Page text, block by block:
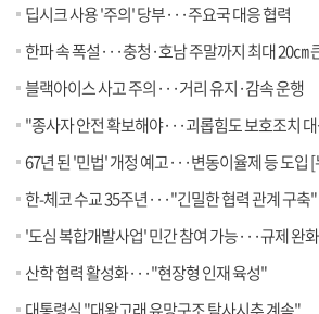
딥시크 사용 '주의' 당부···주요국 대응 협력
한파 속 폭설···충청·호남 주말까지 최대 20㎝
블랙아이스 사고 주의···거리 유지·감속 운행
"종사자 안전 확보해야···괴롭힘도 보호조치
67년 된 '민법' 개정 예고···변동이율제 등 도입
한-체코 수교 35주년···"긴밀한 협력 관계 구축"
'도심 복합개발사업' 민간 참여 가능···규제 완
산학 협력 활성화···"현장형 인재 육성"